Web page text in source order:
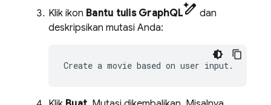
Klik ikon Bantu tulis GraphQLpen_spark dan
deskripsikan mutasi Anda:
Create a movie based on user